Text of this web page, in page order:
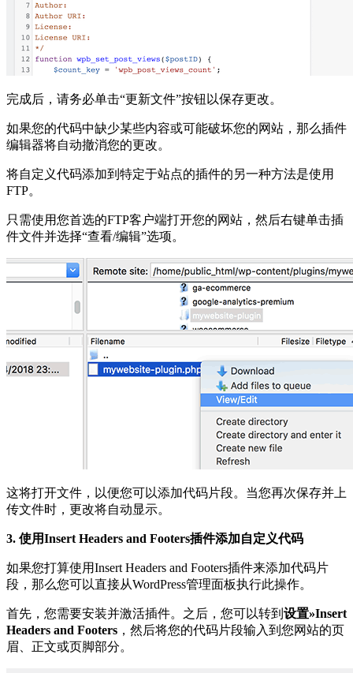
完成后，请务必单击“更新文件”按钮以保存更改。
如果您的代码中缺少某些内容或可能破坏您的网站，那么插件
编辑器将自动撤消您的更改。
将自定义代码添加到特定于站点的插件的另一种方法是使用
FTP。
只需使用您首选的FTP客户端打开您的网站，然后右键单击插
件文件并选择“查看/编辑”选项。
这将打开文件，以便您可以添加代码片段。当您再次保存并上
传文件时，更改将自动显示。
3. 使用Insert Headers and Footers插件添加自定义代码
如果您打算使用Insert Headers and Footers插件来添加代码片
段，那么您可以直接从WordPress管理面板执行此操作。
首先，您需要安装并激活插件。之后，您可以转到 设置»Insert
Headers and Footers ，然后将您的代码片段输入到您网站的页
眉、正文或页脚部分。